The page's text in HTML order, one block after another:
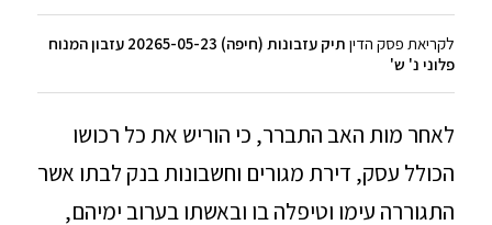
לקריאת פסק הדין
תיק עזבונות (חיפה) 20265-05-23 עזבון המנוח
פלוני נ' ש'
לאחר מות האב התברר, כי הוריש את כל רכושו
הכולל עסק, דירת מגורים וחשבונות בנק לבתו אשר
התגוררה עימו וטיפלה בו ובאשתו בערוב ימיהם,